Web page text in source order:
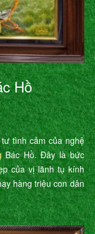
Hồ
tình cảm của nghệ
Bác Hồ. Đây là bức
của vị lãnh tụ kính
hàng triệu con dân